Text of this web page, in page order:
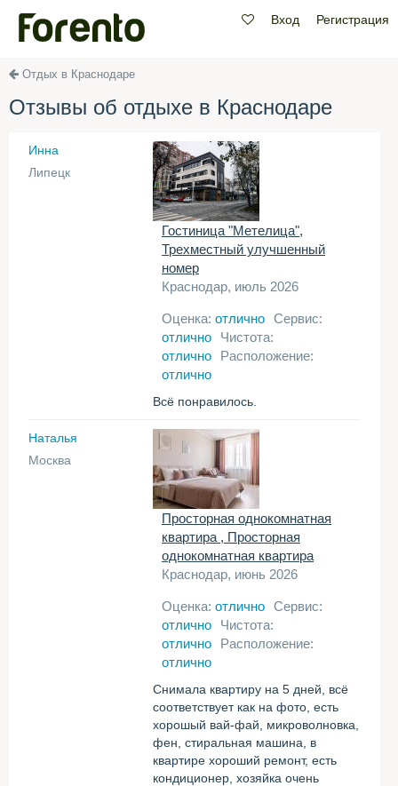
Вход Регистрация
Отдых в Краснодаре
Отзывы об отдыхе в Краснодаре
Инна
Липецк
Гостиница "Метелица",
Трехместный улучшенный
номер
Краснодар, июль 2026
Оценка: отлично Сервис:
отлично
Чистота:
отлично
Расположение:
отлично
Всё понравилось.
Наталья
Москва
Просторная однокомнатная
квартира , Просторная
однокомнатная квартира
Краснодар, июнь 2026
Оценка: отлично Сервис:
отлично
Чистота:
отлично
Расположение:
отлично
Снимала квартиру на 5 дней, всё
соответствует как на фото, есть
хорошый вай-фай, микроволновка,
фен, стиральная машина, в
квартире хороший ремонт, есть
кондиционер, хозяйка очень